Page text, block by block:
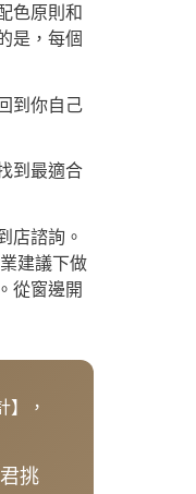
色原則和
是，每個
到你自己
到最適合
店諮詢。
建議下做
從窗邊開
】，
挑